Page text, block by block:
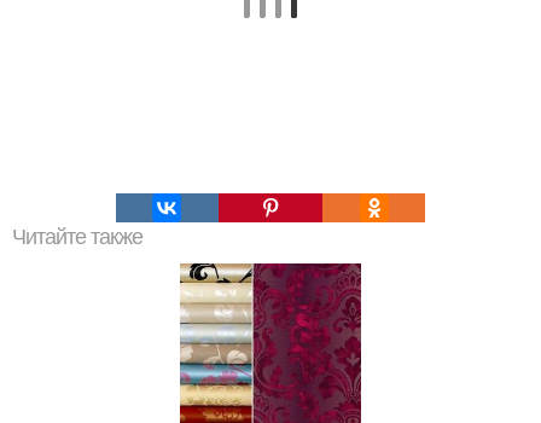
Читайте также